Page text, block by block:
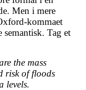
Men i mere
kommaet
semantisk. Tag et
the mass
risk of floods
levels.